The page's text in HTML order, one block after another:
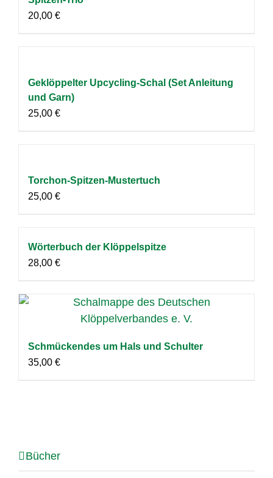
20,00 €
Geklöppelter Upcycling-Schal (Set Anleitung
und Garn)
25,00 €
Torchon-Spitzen-Mustertuch
25,00 €
Wörterbuch der Klöppelspitze
28,00 €
Schmückendes um Hals und Schulter
35,00 €
Bücher